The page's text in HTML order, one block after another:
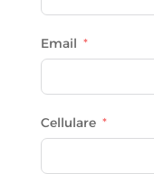
Email
Cellulare